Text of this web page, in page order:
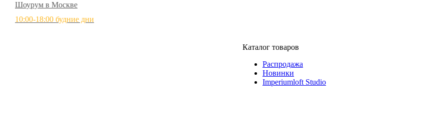
Шоурум в Москве
10:00-18:00 будние дни
Каталог товаров
Распродажа
Новинки
Imperiumloft Studio